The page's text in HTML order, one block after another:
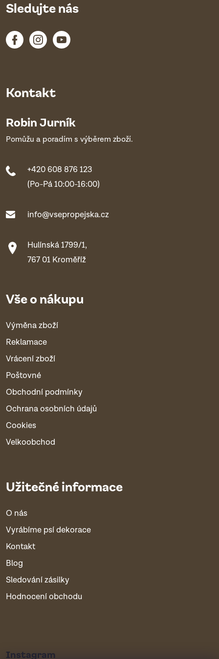
Kontakt
Robin Jurník
Pomůžu a poradím s výběrem zboží.
+420 608 876 123
(Po-Pá 10:00-16:00)
info@vsepropejska.cz
Hulínská 1799/1,
767 01 Kroměříž
Vše o nákupu
Výměna zboží
Reklamace
Vrácení zboží
Poštovné
Obchodní podmínky
Ochrana osobních údajů
Cookies
Velkoobchod
Užitečné informace
O nás
Vyrábíme psí dekorace
Kontakt
Blog
Sledování zásilky
Hodnocení obchodu
Sledujte nás
Instagram